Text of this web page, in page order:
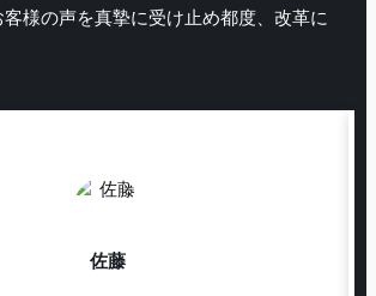
様の声を真摯に受け止め都度、改革に
佐藤